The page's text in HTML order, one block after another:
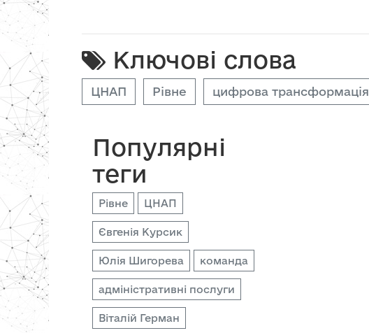
Ключові слова
ЦНАП Рівне цифрова трансформація
Популярні
теги
Рівне ЦНАП
Євгенія Курсик
Юлія Шигорева команда
адміністративні послуги
Віталій Герман